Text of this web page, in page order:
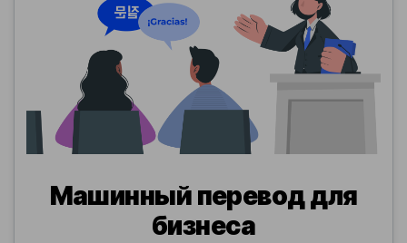
Машинный перевод для
бизнеса